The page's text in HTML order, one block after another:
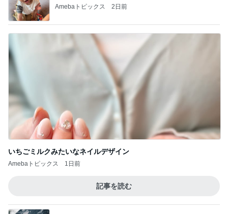
Amebaトピックス 2日前
いちごミルクみたいなネイルデザイン
Amebaトピックス 1日前
記事を読む